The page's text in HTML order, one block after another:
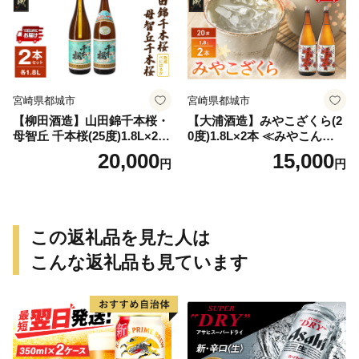
宮崎県都城市
【柳田酒造】山田錦千本桜・
母智丘 千本桜(25度)1.8L×2本
≪みやこんじょ特急便≫_AC
20,000円
宮崎県都城市
【大浦酒造】みやこざくら(2
0度)1.8L×2本 ≪みやこんじょ
特急便≫_MJ-077115,000円
この返礼品を見た人は
こんな返礼品も見ています